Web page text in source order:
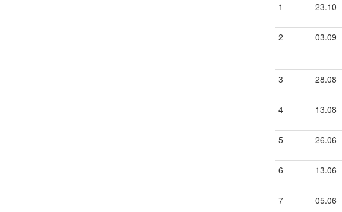
1
23.10
2 03.09
3 28.08
4 13.08
5 26.06
6 13.06
7 05.06